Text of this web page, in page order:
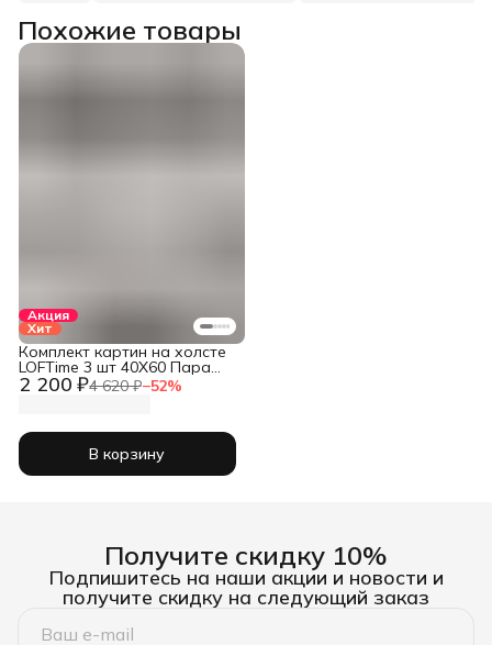
Похожие товары
Акция
Хит
2 200 ₽4 620 ₽−52%
Комплект картин на холсте
LOFTime 3 шт 40Х60 Пара
золото КC-1217-4060
В корзину
Получите скидку 10%
Подпишитесь на наши акции и новости и
получите скидку на следующий заказ